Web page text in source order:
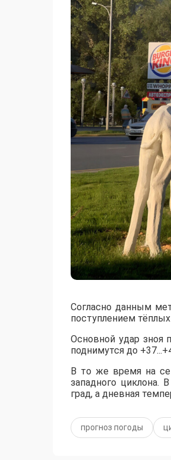
Согласно данным
поступлением
​Основной удар зноя
поднимутся до
​В то же время на
западного циклона.
град, а дневная
прогноз погоды